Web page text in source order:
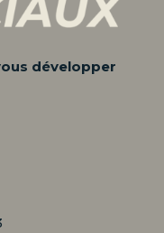
développer